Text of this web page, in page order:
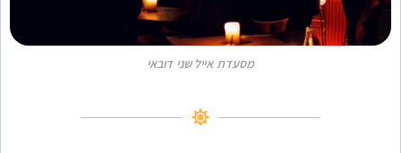
מסעדת אייל שני דובאי